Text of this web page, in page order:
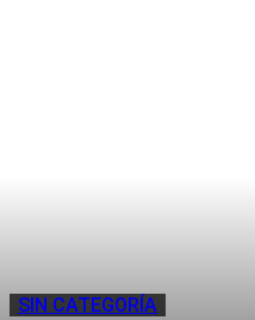
SIN CATEGORÍA